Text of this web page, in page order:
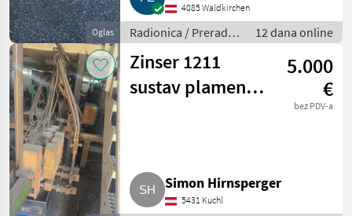
Oglas
4085 Waldkirchen
Radionica / Prerada
metala
12 dana online
Zinser 1211
sustav plamenog
5.000
€
bez PDV-a
Simon Hirnsperger
5431 Kuchl